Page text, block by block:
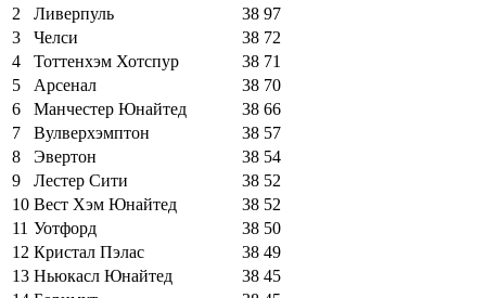
2
Ливерпуль 38 97
3
Челси 38 72
4
Тоттенхэм Хотспур 38 71
5
Арсенал 38 70
6
Манчестер Юнайтед 38 66
7
Вулверхэмптон 38 57
8
Эвертон 38 54
9
Лестер Сити 38 52
10 Вест Хэм Юнайтед 38 52
11 Уотфорд 38 50
12 Кристал Пэлас 38 49
13 Ньюкасл Юнайтед 38 45